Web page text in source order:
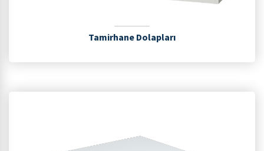
Tamirhane Dolapları